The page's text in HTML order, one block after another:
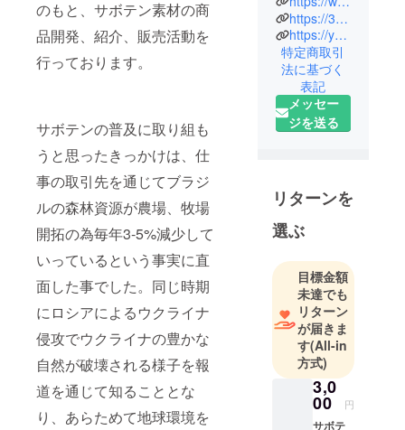
のもと、サボテン素材の商
品開発、紹介、販売活動を
行っております。
サボテンの普及に取り組も
うと思ったきっかけは、仕
事の取引先を通じてブラジ
ルの森林資源が農場、牧場
開拓の為毎年3-5%減少して
いっているという事実に直
面した事でした。同じ時期
にロシアによるウクライナ
侵攻でウクライナの豊かな
自然が破壊される様子を報
道を通じて知ることとな
り、あらためて地球環境を
ディペンデ
ント研究
室。
アルゼンチ
ンの作家
Gustavo
Nielsenと30
回のプロ
本人の承認
施していま
す。
これまでラ
テンアメリ
カ文学を日
本語で紹介
する活動を
続けなが
https://3bo10.base.shop
https://youtu.be/pujfsfmEVZ4
特定商取引
法に基づく
表記
メッセー
ジを送る
リターンを
選ぶ
目標金額
未達でも
リターン
が届きま
す(All-in
方式)
3,0
00 円
サボテ